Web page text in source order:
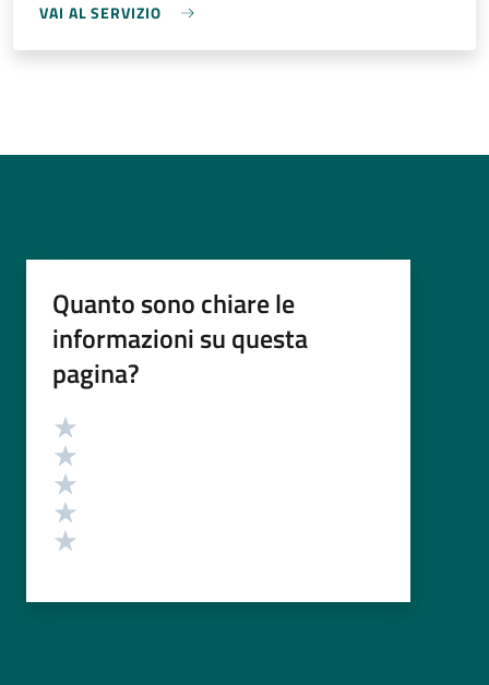
VAI AL SERVIZIO
Quanto sono chiare le
informazioni su questa
pagina?
Valutazione